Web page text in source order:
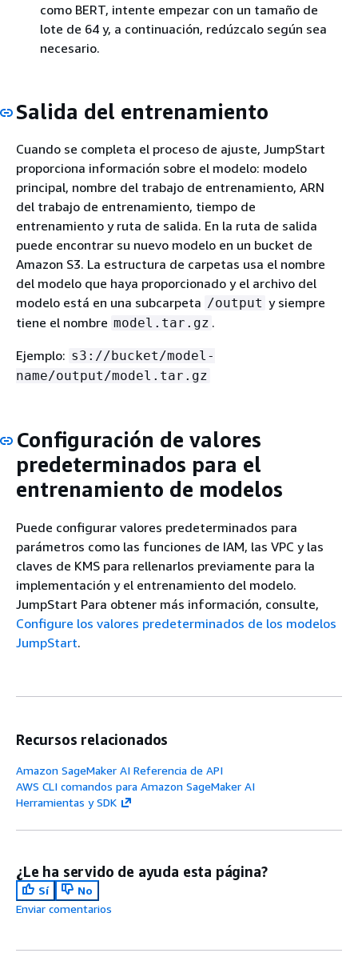
como BERT, intente empezar con un tamaño de
lote de 64 y, a continuación, redúzcalo según sea
necesario.
Salida del entrenamiento
Cuando se completa el proceso de ajuste, JumpStart
proporciona información sobre el modelo: modelo
principal, nombre del trabajo de entrenamiento, ARN
del trabajo de entrenamiento, tiempo de
entrenamiento y ruta de salida. En la ruta de salida
puede encontrar su nuevo modelo en un bucket de
Amazon S3. La estructura de carpetas usa el nombre
del modelo que haya proporcionado y el archivo del
modelo está en una subcarpeta /output y siempre
tiene el nombre model.tar.gz .
Ejemplo: s3://bucket/model-
name/output/model.tar.gz
Configuración de valores
predeterminados para el
entrenamiento de modelos
Puede configurar valores predeterminados para
parámetros como las funciones de IAM, las VPC y las
claves de KMS para rellenarlos previamente para la
implementación y el entrenamiento del modelo.
JumpStart Para obtener más información, consulte,
Configure los valores predeterminados de los modelos
JumpStart.
Recursos relacionados
Amazon SageMaker AI Referencia de API
AWS CLI comandos para Amazon SageMaker AI
Herramientas y SDK
¿Le ha servido de ayuda esta página?
Sí
No
Enviar comentarios